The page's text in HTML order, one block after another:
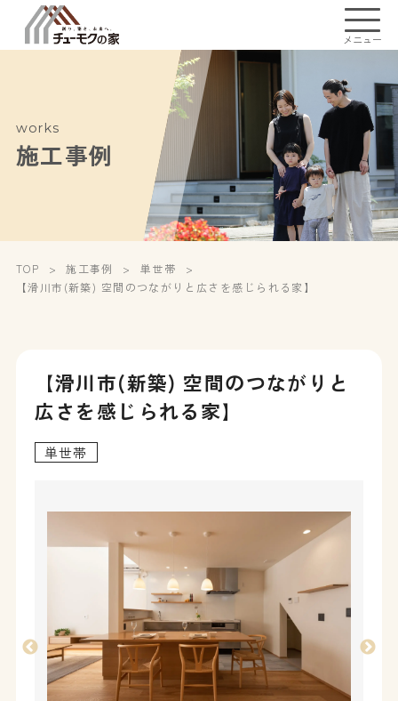
メニュー
works
施工事例
TOP 施工事例
単世帯
【滑川市(新築) 空間のつながりと広さを感じられる家】
【滑川市(新築) 空間のつながりと
広さを感じられる家】
単世帯